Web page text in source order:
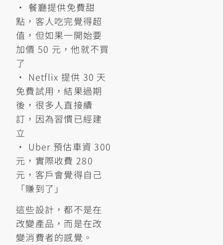
• 餐廳提供免費甜
點，客人吃完覺得超
值，但如果一開始要
加價 50 元，他就不買
了
• Netflix 提供 30 天
免費試用，結果過期
後，很多人直接續
訂，因為習慣已經建
立
• Uber 預估車資 300
元，實際收費 280
元，客戶會覺得自己
「賺到了」
這些設計，都不是在
改變產品，而是在改
變消費者的感覺。